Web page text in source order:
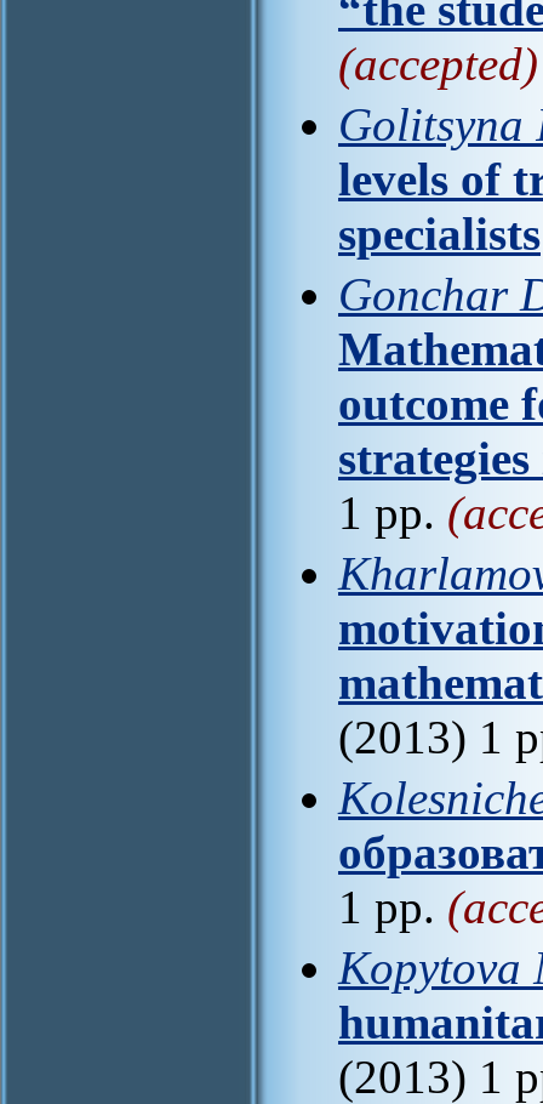
(accepted)
Golitsyna
levels of
specialists
Gonchar
outcome
1 pp.
(2013) 1
1 pp.
Kopytova
(2013) 1